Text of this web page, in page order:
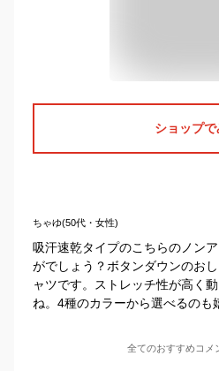
ショップで
ちゃゆ(50代・女性)
吸汗速乾タイプのこちらのノン
がでしょう？ボタンダウンのお
ャツです。ストレッチ性が高く
ね。4種のカラーから選べるのも
全てのおすすめコメ